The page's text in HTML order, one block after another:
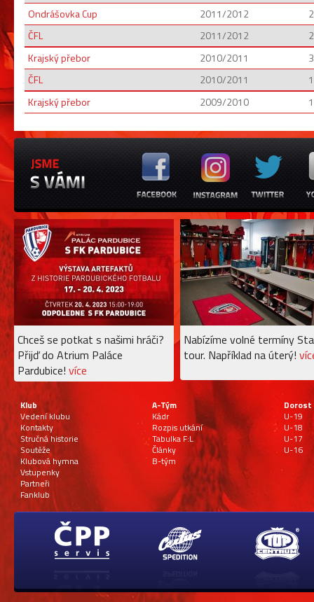
Ondrášovka Cup
2011/2012
2
ČFL
2011/2012
Krajský přebor
2010/2011
3
ČFL
2010/2011
Krajský přebor
2009/2010 1
Chceš se potkat s našimi hráči?
Přijď do Atrium Paláce
Pardubice! více
Nabízíme volné termíny
tour. Například na úterý!
Klub
Vedení klubu
Kontakty
Stručná historie
Soutěže
Klubová hymna
Vstupenky
Partneři
Fanklub
A-Tým
Kádr
Rozpis utkání
Tabulka F:L
Články
B-tým
Dorost
U-19
U-18
U-17
U-16